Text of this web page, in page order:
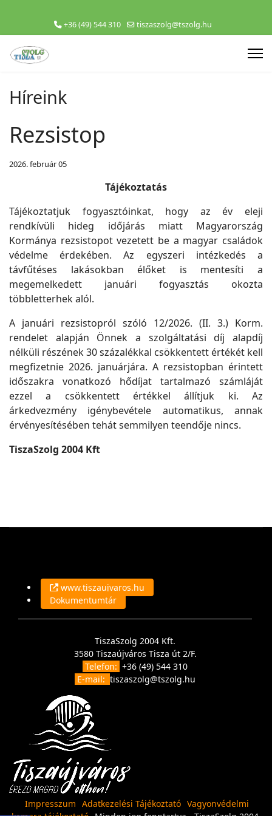
+36 (49) 544 310 tiszaszolg@tszolg.hu
Híreink
Rezsistop
2026. február 05
Tájékoztatás
Tájékoztatjuk fogyasztóinkat, hogy az év eleji
rendkívüli hideg időjárás miatt Magyarország
Kormánya rezsistopot vezetett be a magyar családok
védelme érdekében. Az egyszeri intézkedés a
távfűtéses lakásokban élőket is mentesíti a
megemelkedett januári fogyasztás okozta
többletterhek alól.
A januári rezsistopról szóló 12/2026. (II. 3.) Korm.
rendelet alapján Önnek a szolgáltatási díj alapdíj
nélküli részének 30 százalékkal csökkentett értékét kell
megfizetnie 2026. januárjára. A rezsistopban érintett
időszakra vonatkozó hődíjat tartalmazó számláját
ezzel a csökkentett értékkel állítjuk ki. Az
árkedvezmény igénybevétele automatikus, annak
érvényesítésében tehát semmilyen teendője nincs.
TiszaSzolg 2004 Kft
www.tiszaujvaros.hu
Dokumentumtár
TiszaSzolg 2004 Kft.
3580 Tiszaújváros Tisza út 2/F.
Telefon: +36 (49) 544 310
E-mail: tiszaszolg@tszolg.hu
Impresszum Adatkezelési Tájékoztató Vagyonvédelmi